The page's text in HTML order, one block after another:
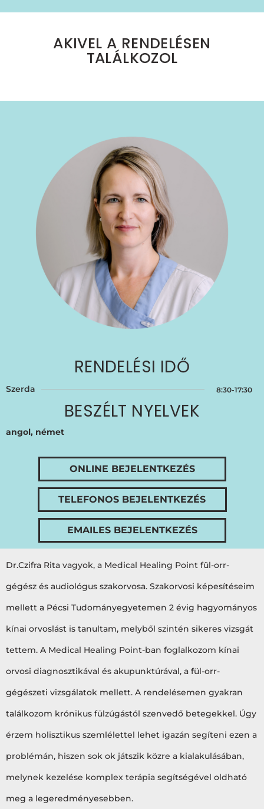
AKIVEL A RENDELÉSEN
TALÁLKOZOL
Dr.Czifra Rita vagyok, a Medical Healing Point fül-orr-
gégész és audiológus szakorvosa. Szakorvosi képesítéseim
mellett a Pécsi Tudományegyetemen 2 évig hagyományos
kínai orvoslást is tanultam, melyből szintén sikeres vizsgát
tettem. A Medical Healing Point-ban foglalkozom kínai
orvosi diagnosztikával és akupunktúrával, a fül-orr-
gégészeti vizsgálatok mellett. A rendelésemen gyakran
találkozom krónikus fülzúgástól szenvedő betegekkel. Úgy
érzem holisztikus szemlélettel lehet igazán segíteni ezen a
problémán, hiszen sok ok játszik közre a kialakulásában,
melynek kezelése komplex terápia segítségével oldható
meg a legeredményesebben.
RENDELÉSI IDŐ
Szerda 8:30-17:30
BESZÉLT NYELVEK
angol, német
ONLINE BEJELENTKEZÉS
TELEFONOS BEJELENTKEZÉS
EMAILES BEJELENTKEZÉS